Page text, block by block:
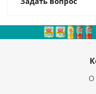
О